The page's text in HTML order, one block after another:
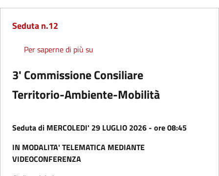
Seduta n.12
Per saperne di più su
3' Commissione Consiliare
Territorio-Ambiente-Mobilità
Seduta di MERCOLEDI' 29 LUGLIO 2026 - ore 08:45
IN MODALITA' TELEMATICA MEDIANTE
VIDEOCONFERENZA